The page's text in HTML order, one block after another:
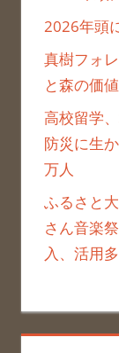
2026年頭
真樹フォ
と森の価
高校留学
防災に生
万人
ふるさと
さん音楽
入、活用